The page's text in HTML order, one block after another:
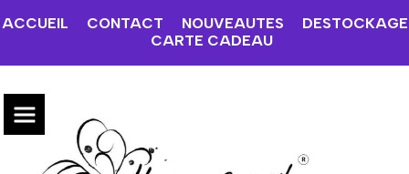
ACCUEIL CONTACT NOUVEAUTES
DESTOCKAGE
CARTE CADEAU